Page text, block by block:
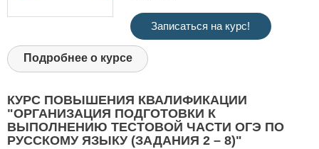
Записаться на курс!
Подробнее о курсе
КУРС ПОВЫШЕНИЯ КВАЛИФИКАЦИИ
"ОРГАНИЗАЦИЯ ПОДГОТОВКИ К
ВЫПОЛНЕНИЮ ТЕСТОВОЙ ЧАСТИ ОГЭ ПО
РУССКОМУ ЯЗЫКУ (ЗАДАНИЯ 2 – 8)"